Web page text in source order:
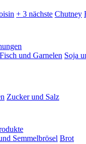
+ 3 nächste Chutney
Fisch und Garnelen Soja
Zucker und Salz
Semmelbrösel Brot